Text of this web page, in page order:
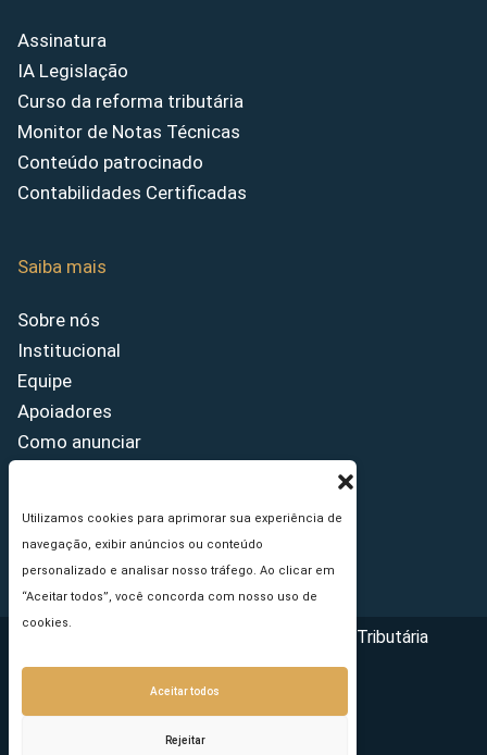
Utilizamos cookies para aprimorar sua experiência de
navegação, exibir anúncios ou conteúdo
personalizado e analisar nosso tráfego. Ao clicar em
“Aceitar todos”, você concorda com nosso uso de
cookies.
Aceitar todos
Rejeitar
Assinatura
IA Legislação
Curso da reforma tributária
Monitor de Notas Técnicas
Conteúdo patrocinado
Contabilidades Certificadas
Saiba mais
Sobre nós
Institucional
Equipe
Apoiadores
Como anunciar
Princípios Editoriais
Copyright © 2026 - Portal da Reforma Tributária